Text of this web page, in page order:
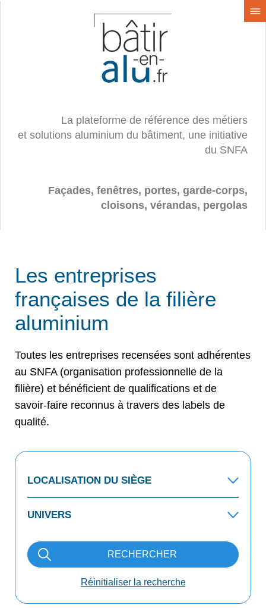
La plateforme de référence des métiers
et solutions aluminium du bâtiment, une initiative
du SNFA
Façades, fenêtres, portes, garde-corps,
cloisons, vérandas, pergolas
Les entreprises
françaises de la filière
aluminium
Toutes les entreprises recensées sont adhérentes
au SNFA (organisation professionnelle de la
filière) et bénéficient de qualifications et de
savoir-faire reconnus à travers des labels de
qualité.
RECHERCHER
Réinitialiser la recherche